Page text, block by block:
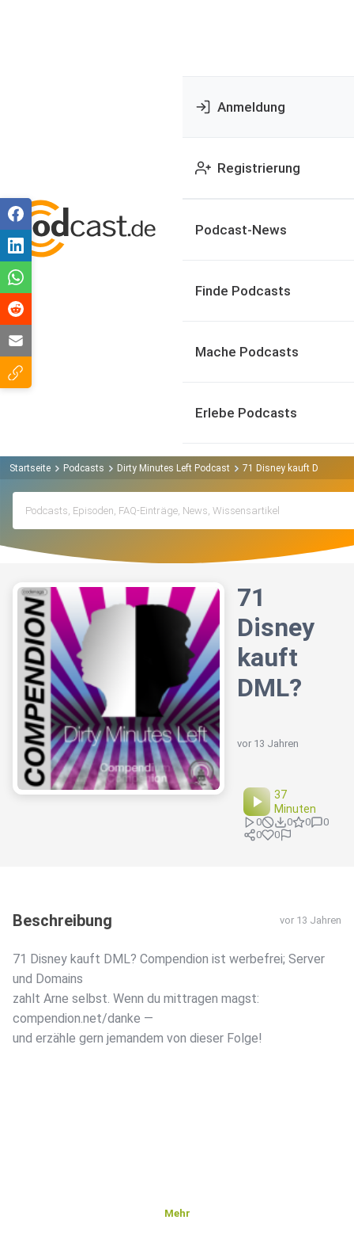
Anmeldung
Registrierung
Podcast-News
Finde Podcasts
Mache Podcasts
Erlebe Podcasts
Startseite Podcasts Dirty Minutes Left Podcast 71 Disney kauft DML?
71
Disney
kauft
DML?
vor 13 Jahren
37
Minuten
0 0 0
0
0
0
Beschreibung vor 13 Jahren
71 Disney kauft DML? Compendion ist werbefrei; Server
und Domains
zahlt Arne selbst. Wenn du mittragen magst:
compendion.net/danke —
und erzähle gern jemandem von dieser Folge!
Mehr